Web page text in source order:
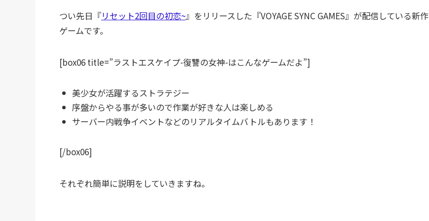
つい先日『リセット2回目の初恋~』をリリースした『VOYAGE SYNC GAMES』が配信している新作
ゲームです。
[box06 title=”ラストエスケイプ-復讐の女神-はこんなゲームだよ”]
美少女が活躍するストラテジー
序盤からやる事が多いので作業が好きな人は楽しめる
サーバー内戦争イベントなどのリアルタイムバトルもあります！
[/box06]
それぞれ簡単に説明をしていきますね。